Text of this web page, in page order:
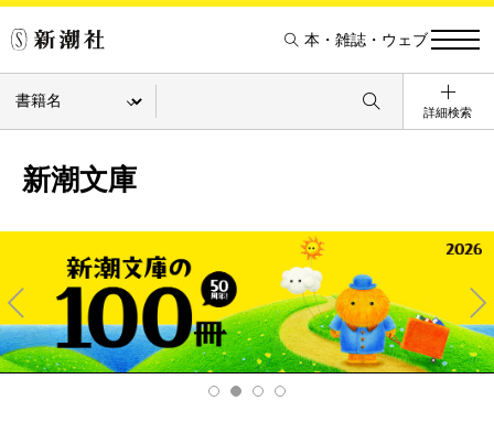
本・雑誌・ウェブ
詳細検索
新潮文庫
Pre
v
Ne
xt